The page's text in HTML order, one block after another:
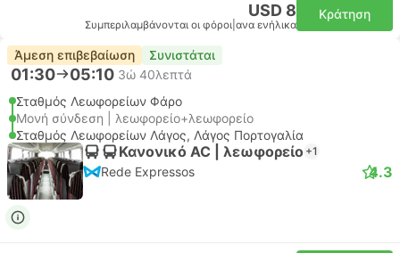
USD 8
Συμπεριλαμβάνονται οι φόροι ανα ενήλικα
Κράτηση
Άμεση επιβεβαίωση Συνιστάται
01:30 05:10 3ώ 40λεπτά
Σταθμός Λεωφορείων Φάρο
Μονή σύνδεση | λεωφορείο+λεωφορείο
Σταθμός Λεωφορείων Λάγος, Λάγος Πορτογαλία
Κανονικό AC | λεωφορείο +1
Rede Expressos 4.3